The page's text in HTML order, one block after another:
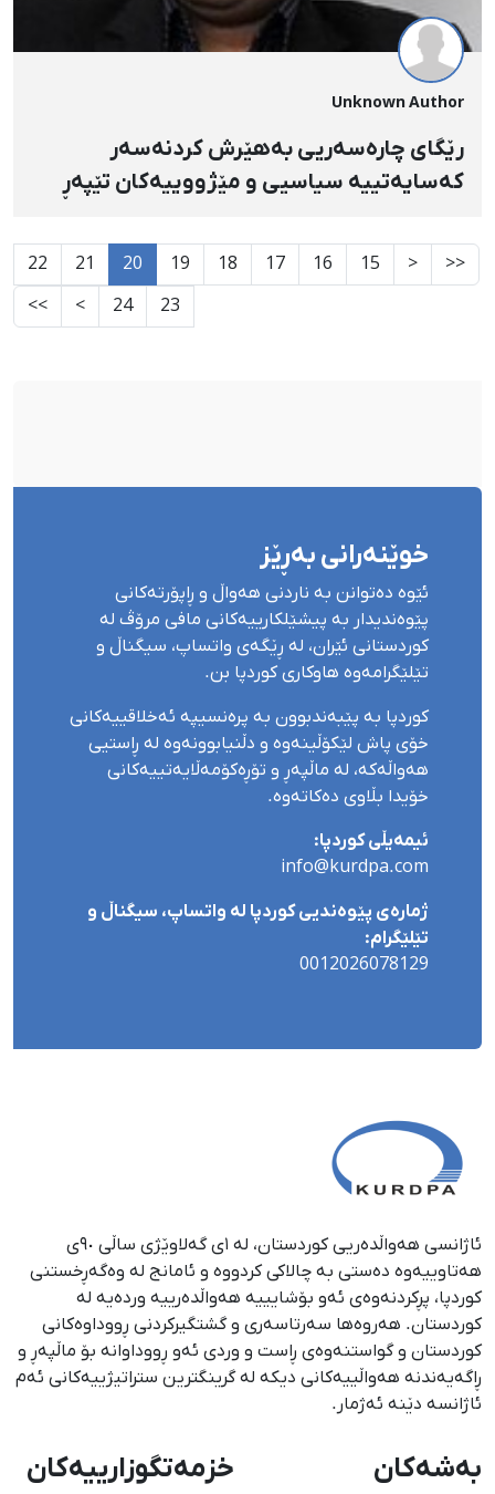
Unknown Author
رێگای چارەسەریی بەهێرش کردنەسەر
کەسایەتییە سیاسیی و مێژووییەکان تێپەڕ
<<
<
15
16
17
18
19
20
21
22
23
24
>
>>
خوێنەرانی بەڕێز
ئێوە دەتوانن بە ناردنی هەواڵ و ڕاپۆرتەکانی
پێوەندیدار بە پیشێلکارییەکانی مافی مرۆڤ لە
کوردستانی ئێران، لە ڕێگەی واتساپ، سیگناڵ و
تێلێگرامەوە هاوکاری کوردپا بن.
کوردپا بە پێبەندبوون بە پرەنسیپە ئەخلاقییەکانی
خۆی پاش لێکۆڵینەوە و دڵنیابوونەوە لە ڕاستیی
هەواڵەکە، لە ماڵپەڕ و تۆڕەکۆمەڵایەتییەکانی
خۆیدا بڵاوی دەکاتەوە.
ئیمەیڵی کوردپا:
info@kurdpa.com
ژمارەی پێوەندیی کوردپا لە واتساپ، سیگناڵ و
تێلێگرام:
0012026078129
ئاژانسی هەواڵدەریی کوردستان، لە ١ی گەلاوێژی ساڵی ٩٠ی
هەتاوییەوە دەستی بە چالاکی کردووە و ئامانج لە وەگەڕخستنی
كوردپا، پڕكردنەوەی ئەو بۆشایییە هەواڵدەرییە وردەیە لە
كوردستان. هەروەها سەرتاسەری و گشتگیركردنی ڕووداوەكانی
كوردستان و گواستنەوەی ڕاست و وردی ئەو ڕووداوانە بۆ ماڵپەڕ و
ڕاگەیەندنە هەواڵییەكانی دیكە لە گرینگترین ستراتیژییەكانی ئەم
ئاژانسە دێنە ئەژمار.
بەشەکان خزمەتگوزارییەکان